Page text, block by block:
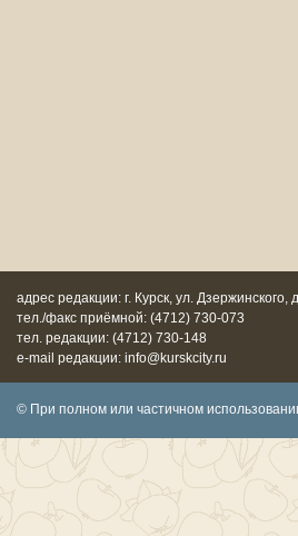
адрес редакции: г. Курск, ул. Дзержинского,
тел./факс приёмной: (4712) 730-073
тел. редакции: (4712) 730-148
e-mail редакции: info@kurskcity.ru
© При полном или частичном